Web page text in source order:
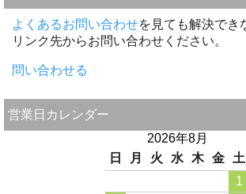
よくあるお問い合わせを見ても解決でき
リンク先からお問い合わせください。
問い合わせる
営業日カレンダー
2026年8月
日
月 火 水 木 金
土
1